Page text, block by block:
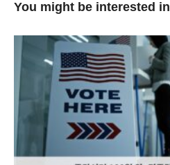
You might be interested in